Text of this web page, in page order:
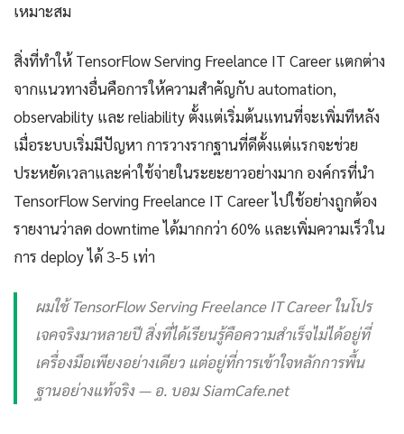
เหมาะสม
สิ่งที่ทำให้ TensorFlow Serving Freelance IT Career แตกต่าง
จากแนวทางอื่นคือการให้ความสำคัญกับ automation,
observability และ reliability ตั้งแต่เริ่มต้นแทนที่จะเพิ่มทีหลัง
เมื่อระบบเริ่มมีปัญหา การวางรากฐานที่ดีตั้งแต่แรกจะช่วย
ประหยัดเวลาและค่าใช้จ่ายในระยะยาวอย่างมาก องค์กรที่นำ
TensorFlow Serving Freelance IT Career ไปใช้อย่างถูกต้อง
รายงานว่าลด downtime ได้มากกว่า 60% และเพิ่มความเร็วใน
การ deploy ได้ 3-5 เท่า
ผมใช้ TensorFlow Serving Freelance IT Career ในโปร
เจคจริงมาหลายปี สิ่งที่ได้เรียนรู้คือความสำเร็จไม่ได้อยู่ที่
เครื่องมือเพียงอย่างเดียว แต่อยู่ที่การเข้าใจหลักการพื้น
ฐานอย่างแท้จริง — อ. บอม SiamCafe.net